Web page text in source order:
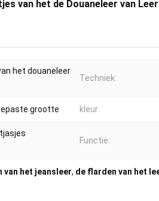
van het de Douaneleer van
het douaneleer
Techniek:
grootte kleur:
Functie:
het jeansleer, de flarden van het